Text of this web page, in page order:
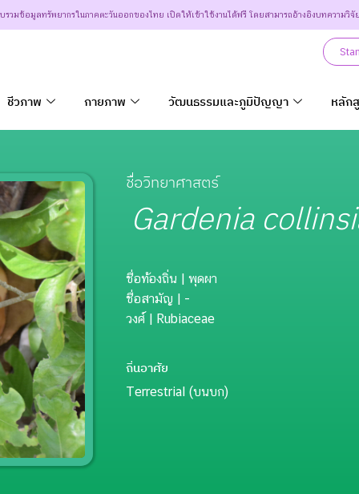
มข้อมูลทรัพยากรในภาคตะวันออกของไทย เปิดให้เข้าใช้งานได้ฟรี โดยสามารถอ้างอิงบทความวิ
ชีวภาพ กายภาพ วัฒนธรรมและภูมิปัญญา หลัก
ชื่อวิทยาศาสตร์
Gardenia
ชื่อท้องถิ่น | พุดผา
ชื่อสามัญ | -
วงศ์ | Rubiaceae
ถิ่นอาศัย
Terrestrial (บนบก)